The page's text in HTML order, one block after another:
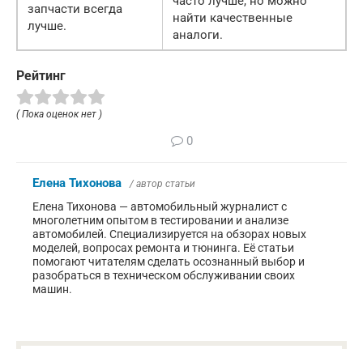
запчасти всегда
лучше.
найти качественные
аналоги.
Рейтинг
( Пока оценок нет )
0
Елена Тихонова / автор статьи
Елена Тихонова — автомобильный журналист с
многолетним опытом в тестировании и анализе
автомобилей. Специализируется на обзорах новых
моделей, вопросах ремонта и тюнинга. Её статьи
помогают читателям сделать осознанный выбор и
разобраться в техническом обслуживании своих
машин.